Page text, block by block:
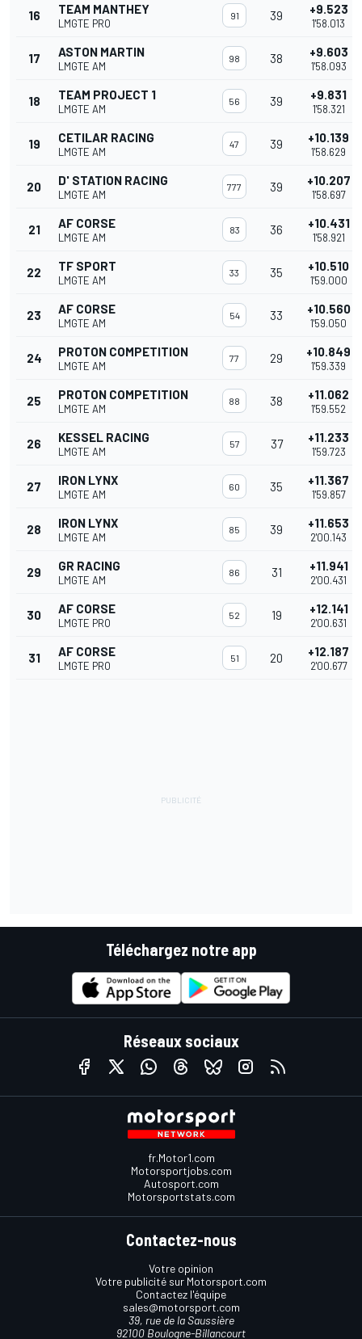
16 TEAM MANTHEY
LMGTE PRO
91 39 +9.523
1'58.013
17 ASTON MARTIN
LMGTE AM
98 38 +9.603
1'58.093
18 TEAM PROJECT 1
LMGTE AM
56 39 +9.831
1'58.321
19 CETILAR RACING
LMGTE AM
47 39 +10.139
1'58.629
20 D' STATION RACING
LMGTE AM
777 39 +10.207
1'58.697
21 AF CORSE
LMGTE AM
83 36 +10.431
1'58.921
22 TF SPORT
LMGTE AM
33 35 +10.510
1'59.000
23 AF CORSE
LMGTE AM
54 33 +10.560
1'59.050
24 PROTON COMPETITION
LMGTE AM
77 29 +10.849
1'59.339
25 PROTON COMPETITION
LMGTE AM
88 38 +11.062
1'59.552
26 KESSEL RACING
LMGTE AM
57 37 +11.233
1'59.723
27 IRON LYNX
LMGTE AM
60 35 +11.367
1'59.857
28 IRON LYNX
LMGTE AM
85 39 +11.653
2'00.143
29 GR RACING
LMGTE AM
86 31 +11.941
2'00.431
30 AF CORSE
LMGTE PRO
52 19 +12.141
2'00.631
31 AF CORSE
LMGTE PRO
51 20 +12.187
2'00.677
Téléchargez notre app
Réseaux sociaux
fr.Motor1.com
Motorsportjobs.com
Autosport.com
Motorsportstats.com
Contactez-nous
Votre opinion
Votre publicité sur Motorsport.com
Contactez l'équipe
sales@motorsport.com
39, rue de la Saussière
92100 Boulogne-Billancourt